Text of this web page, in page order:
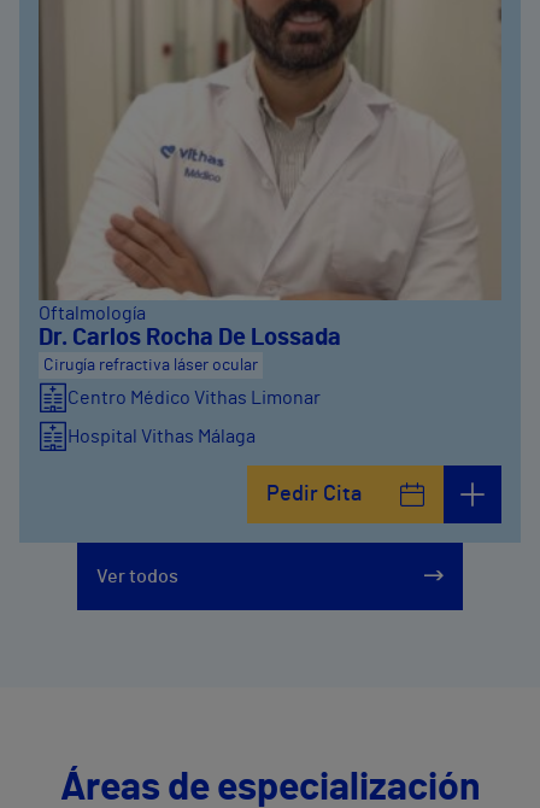
Oftalmología
Dr. Carlos Rocha De Lossada
Cirugía refractiva láser ocular
Centro Médico Vithas Limonar
Hospital Vithas Málaga
Pedir Cita
Ver todos
Áreas de especialización